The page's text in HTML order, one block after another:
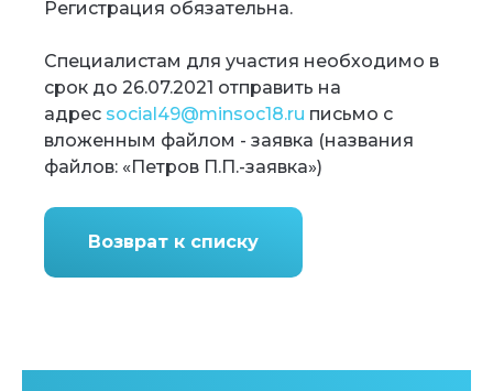
Регистрация обязательна.
Специалистам для участия необходимо в
срок до 26.07.2021 отправить на
адрес social49@minsoc18.ru письмо с
вложенным файлом - заявка (названия
файлов: «Петров П.П.-заявка»)
Возврат к списку